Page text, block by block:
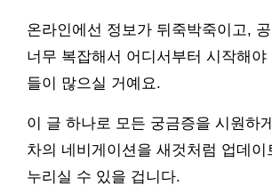
온라인에선 정보가 뒤죽박죽이고,
너무 복잡해서 어디서부터 시작해야
들이 많으실 거예요.
이 글 하나로 모든 궁금증을 시원하
차의 네비게이션을 새것처럼 업데이
누리실 수 있을 겁니다.